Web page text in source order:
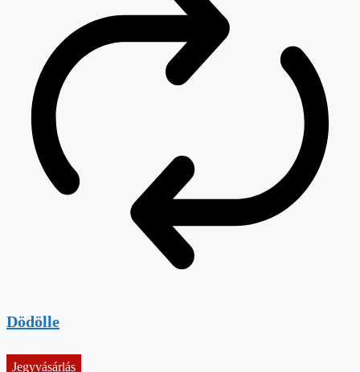
Jegyvásárlás
Dödölle